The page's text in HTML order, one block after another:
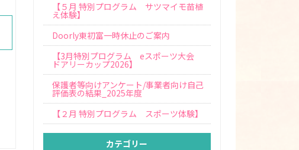
【５月 特別プログラム サツマイモ苗植
え体験】
Doorly東初富一時休止のご案内
【3月特別プログラム eスポーツ大会
ドアリーカップ2026】
保護者等向けアンケート/事業者向け自己
評価表の結果_2025年度
【２月 特別プログラム スポーツ体験】
カテゴリー